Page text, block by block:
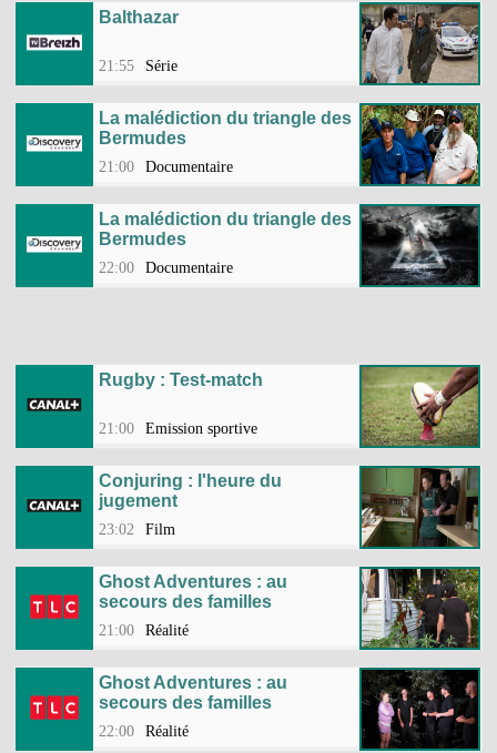
Balthazar
21:55 Série
La malédiction du triangle des
Bermudes
21:00 Documentaire
La malédiction du triangle des
Bermudes
22:00 Documentaire
Rugby : Test-match
21:00 Emission sportive
Conjuring : l'heure du
jugement
23:02 Film
Ghost Adventures : au
secours des familles
21:00 Réalité
Ghost Adventures : au
secours des familles
22:00 Réalité